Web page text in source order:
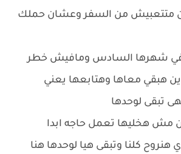
متتعبيش من السفر وعشان حملك
في شهرها السادس ومافيش خطر
هبقي معاها وهتابعها يعني
تبقى لوحدها
مش هخليها تعمل حاجه ابدا
هنروح كلنا وتبقى هيا لوحدها هنا